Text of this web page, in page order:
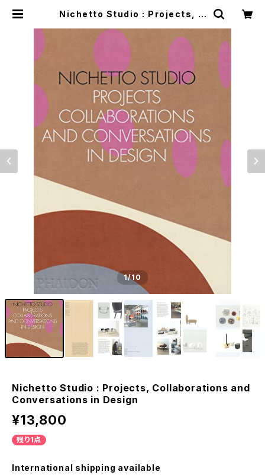
Nichetto Studio : Projects, C
ons in Design | つばさ洋書
1/10
Nichetto Studio : Projects, Collaborations and
Conversations in Design
¥13,800
残り1点
International shipping available